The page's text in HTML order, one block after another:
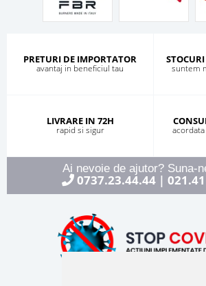
PRETURI DE IMPORTATOR
avantaj in beneficiul tau suntem
LIVRARE IN 72H
rapid si sigur
Ai nevoie de ajutor? Suna-
0737.23.44.44|